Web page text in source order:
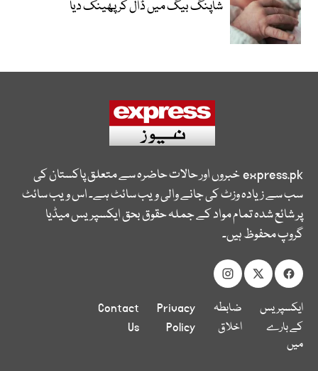
شاپنگ بیگ میں ڈال کر پھینک دیا
express.pkخبروں اور حالات حاضرہ سے متعلق پاکستان کی
سب سے زیادہ وزٹ کی جانے والی ویب سائٹ ہے۔ اس ویب سائٹ
پر شائع شدہ تمام مواد کے جملہ حقوق بحق ایکسپریس میڈیا
گروپ محفوظ ہیں۔
ایکسپریس
کے بارے
میں
ضابطہ
اخلاق
Privacy
Policy
Contact
Us